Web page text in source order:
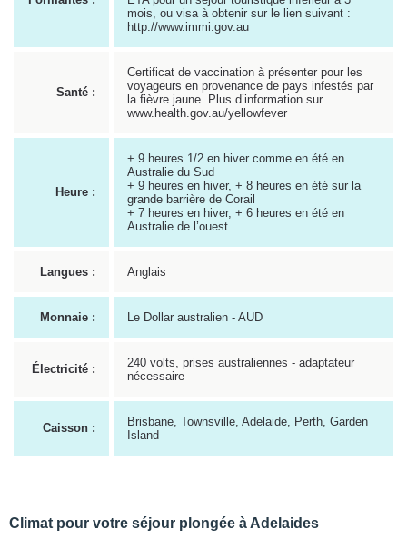
mois, ou visa à obtenir sur le lien suivant :
http://www.immi.gov.au
Santé :
Certificat de vaccination à présenter pour les
voyageurs en provenance de pays infestés par
la fièvre jaune. Plus d’information sur
www.health.gov.au/yellowfever
Heure :
+ 9 heures 1/2 en hiver comme en été en
Australie du Sud
+ 9 heures en hiver, + 8 heures en été sur la
grande barrière de Corail
+ 7 heures en hiver, + 6 heures en été en
Australie de l’ouest
Langues : Anglais
Monnaie : Le Dollar australien - AUD
Électricité :
240 volts, prises australiennes - adaptateur
nécessaire
Caisson :
Brisbane, Townsville, Adelaide, Perth, Garden
Island
Climat pour votre séjour plongée à Adelaides